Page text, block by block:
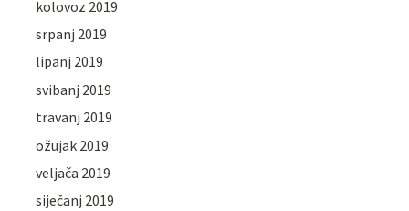
kolovoz 2019
srpanj 2019
lipanj 2019
svibanj 2019
travanj 2019
ožujak 2019
veljača 2019
siječanj 2019